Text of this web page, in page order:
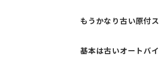
もうかなり古い原付
基本は古いオートバ